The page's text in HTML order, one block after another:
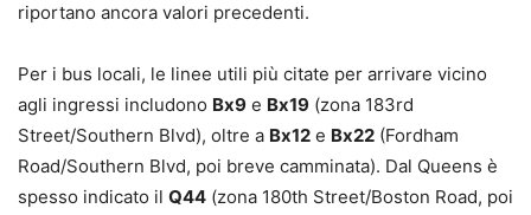
riportano ancora valori precedenti.
Per i bus locali, le linee utili più citate per arrivare vicino
agli ingressi includono Bx9 e Bx19 (zona 183rd
Street/Southern Blvd), oltre a Bx12 e Bx22 (Fordham
Road/Southern Blvd, poi breve camminata). Dal Queens è
spesso indicato il Q44 (zona 180th Street/Boston Road, poi